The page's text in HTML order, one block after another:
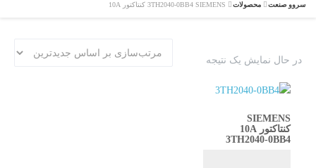
سروو صنعت محصولات 3TH2040-0BB4 SIEMENS کنتاکتور 10A
در حال نمایش یک نتیجه
SIEMENS
کنتاکتور 10A
3TH2040-0BB4